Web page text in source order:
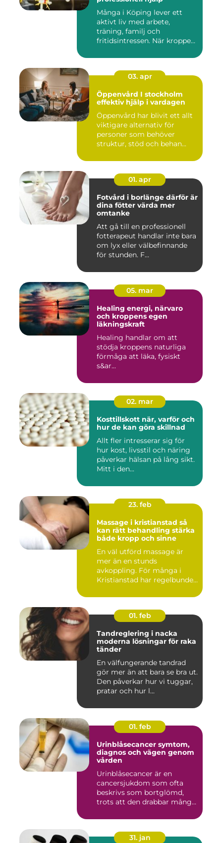
Många i Köping lever ett
aktivt liv med arbete,
träning, familj och
fritidsintressen. När kroppen
03. apr
Öppenvård I stockholm
effektiv hjälp i vardagen
Öppenvård har blivit ett allt
viktigare alternativ för
personer som behöver
struktur, stöd och behan...
01. apr
Fotvård i borlänge därför är
dina fötter värda mer
omtanke
Att gå till en professionell
fotterapeut handlar inte bara
om lyx eller välbefinnande
för stunden. F...
05. mar
Healing energi, närvaro
och kroppens egen
läkningskraft
Healing handlar om att
stödja kroppens naturliga
förmåga att läka, fysiskt
s&ar...
02. mar
Kosttillskott när, varför och
hur de kan göra skillnad
Allt fler intresserar sig för
hur kost, livsstil och näring
påverkar hälsan på lång sikt.
Mitt i den...
23. feb
Massage i kristianstad så
kan rätt behandling stärka
både kropp och sinne
En väl utförd massage är
mer än en stunds
avkoppling. För många i
Kristianstad har regelbunden
01. feb
Tandreglering i nacka
moderna lösningar för raka
tänder
En välfungerande tandrad
gör mer än att bara se bra ut.
Den påverkar hur vi tuggar,
pratar och hur l...
01. feb
Urinblåsecancer symtom,
diagnos och vägen genom
vården
Urinblåsecancer är en
cancersjukdom som ofta
beskrivs som bortglömd,
trots att den drabbar många
31. jan